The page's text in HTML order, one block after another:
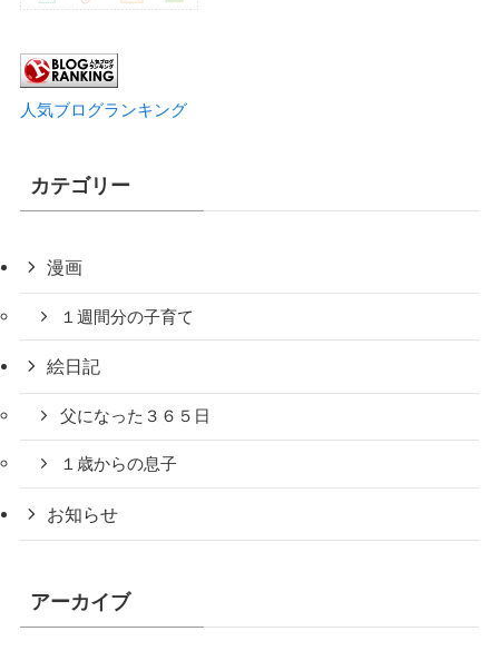
人気ブログランキング
カテゴリー
漫画
１週間分の子育て
絵日記
父になった３６５日
１歳からの息子
お知らせ
アーカイブ